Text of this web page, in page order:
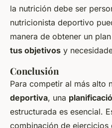
la nutrición debe ser
nutricionista deportivo
manera de obtener un
tus objetivos y
Conclusión
Para competir al más alto
deportiva, una
estructurada es esencial.
combinación de